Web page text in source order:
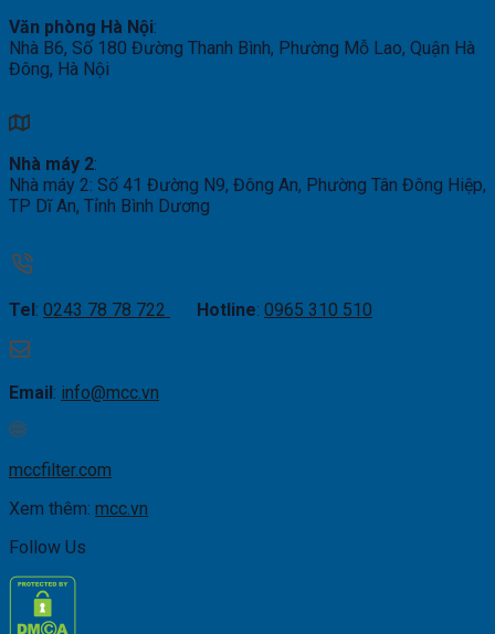
Văn phòng Hà Nội:
Nhà B6, Số 180 Đường Thanh Bình, Phường Mỗ Lao, Quận Hà
Đông, Hà Nội
Nhà máy 2:
Nhà máy 2: Số 41 Đường N9, Đông An, Phường Tân Đông Hiệp,
TP Dĩ An, Tỉnh Bình Dương
Tel : 0243 78 78 722 Hotline: 0965 310 510
Email : info@mcc.vn
mccfilter.com
Xem thêm: mcc.vn
Follow Us